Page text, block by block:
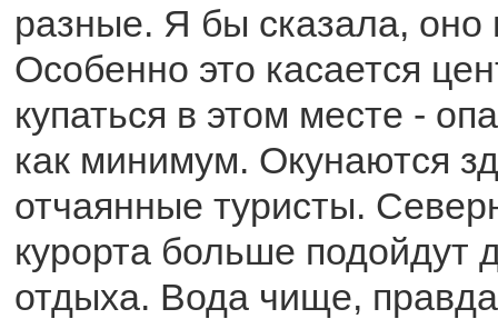
разные. Я бы сказала, оно
Особенно это касается
купаться в этом месте -
как минимум. Окунаются
отчаянные туристы.
курорта больше подойдут
отдыха. Вода чище,